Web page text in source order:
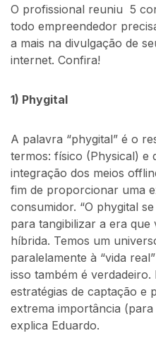
O profissional reuniu 5
todo empreendedor
a mais na divulgação de
internet. Confira!
1) Phygital
A palavra “phygital” é o
termos: físico (Physical) e
integração dos meios
fim de proporcionar uma
consumidor. “O phygital
para tangibilizar a era que
híbrida. Temos um
paralelamente à “vida
isso também é
estratégias de captação e
extrema importância
explica Eduardo.